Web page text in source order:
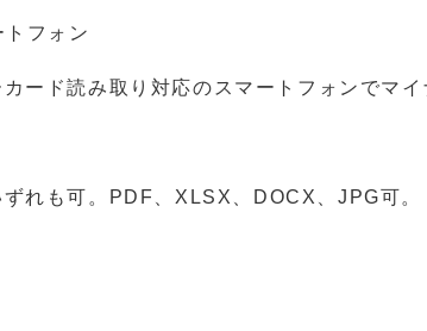
フォン
ード読み取り対応のスマートフォンでマイ
れも可。PDF、XLSX、DOCX、JPG可。